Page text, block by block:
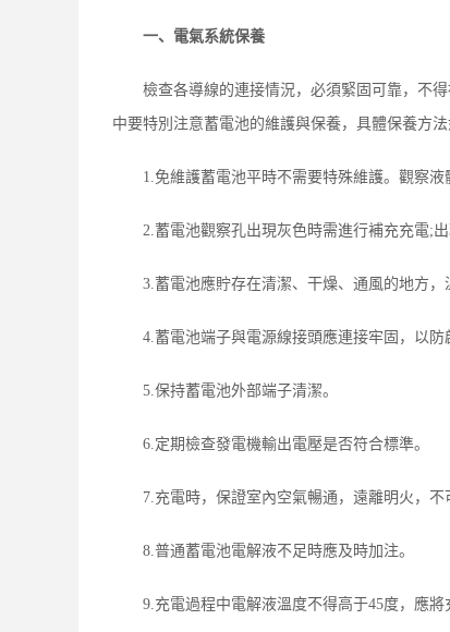
一、電氣系統保養
檢查各導線的連接情況，必須緊固可靠，不
中要特別注意蓄電池的維護與保養，具體保養方法
1.免維護蓄電池平時不需要特殊維護。觀察
2.蓄電池觀察孔出現灰色時需進行補充充電;
3.蓄電池應貯存在清潔、干燥、通風的地方
4.蓄電池端子與電源線接頭應連接牢固，以
5.保持蓄電池外部端子清潔。
6.定期檢查發電機輸出電壓是否符合標準。
7.充電時，保證室內空氣暢通，遠離明火，
8.普通蓄電池電解液不足時應及時加注。
9.充電過程中電解液溫度不得高于45度，應